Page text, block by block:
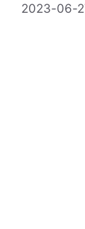
2023-06-